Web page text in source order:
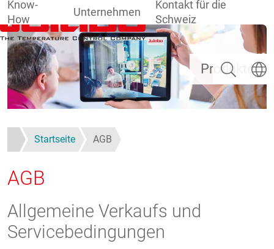
Direkt zum Inhalt
Produkte
Know-
How
Unternehmen
Kontakt für die
Schweiz
Suchen
Startseite AGB
AGB
Allgemeine Verkaufs und
Servicebedingungen